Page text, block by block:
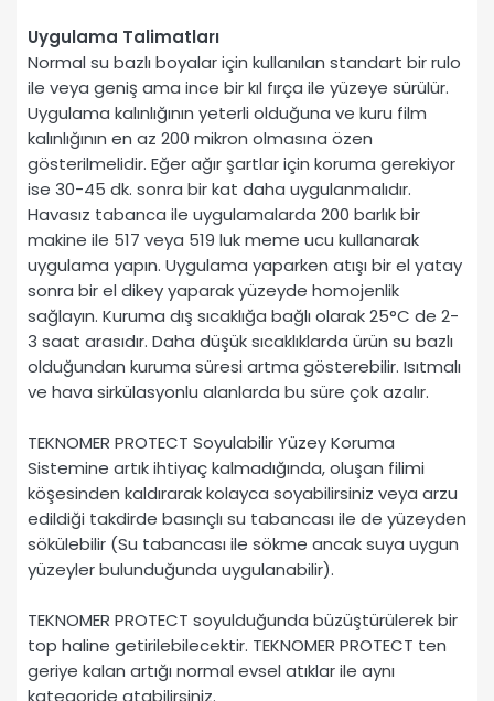
Uygulama Talimatları
Normal su bazlı boyalar için kullanılan standart bir rulo
ile veya geniş ama ince bir kıl fırça ile yüzeye sürülür.
Uygulama kalınlığının yeterli olduğuna ve kuru film
kalınlığının en az 200 mikron olmasına özen
gösterilmelidir. Eğer ağır şartlar için koruma gerekiyor
ise 30-45 dk. sonra bir kat daha uygulanmalıdır.
Havasız tabanca ile uygulamalarda 200 barlık bir
makine ile 517 veya 519 luk meme ucu kullanarak
uygulama yapın. Uygulama yaparken atışı bir el yatay
sonra bir el dikey yaparak yüzeyde homojenlik
sağlayın. Kuruma dış sıcaklığa bağlı olarak 25°C de 2-
3 saat arasıdır. Daha düşük sıcaklıklarda ürün su bazlı
olduğundan kuruma süresi artma gösterebilir. Isıtmalı
ve hava sirkülasyonlu alanlarda bu süre çok azalır.
TEKNOMER PROTECT Soyulabilir Yüzey Koruma
Sistemine artık ihtiyaç kalmadığında, oluşan filimi
köşesinden kaldırarak kolayca soyabilirsiniz veya arzu
edildiği takdirde basınçlı su tabancası ile de yüzeyden
sökülebilir (Su tabancası ile sökme ancak suya uygun
yüzeyler bulunduğunda uygulanabilir).
TEKNOMER PROTECT soyulduğunda büzüştürülerek bir
top haline getirilebilecektir. TEKNOMER PROTECT ten
geriye kalan artığı normal evsel atıklar ile aynı
kategoride atabilirsiniz.